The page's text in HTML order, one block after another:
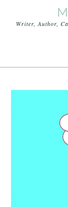
Writer, Author,